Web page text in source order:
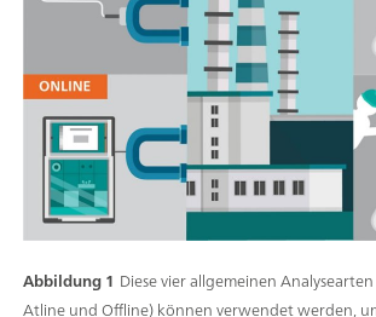
Abbildung 1 Diese vier allgemeinen
Atline und Offline) können verwendet werden,